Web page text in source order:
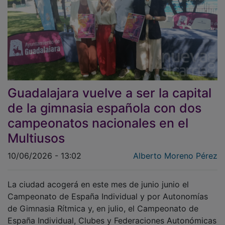
Guadalajara vuelve a ser la capital
de la gimnasia española con dos
campeonatos nacionales en el
Multiusos
Campeonato de España Individual y por Autonomías
de Gimnasia Rítmica y, en julio, el Campeonato de
España Individual, Clubes y Federaciones Autonómicas